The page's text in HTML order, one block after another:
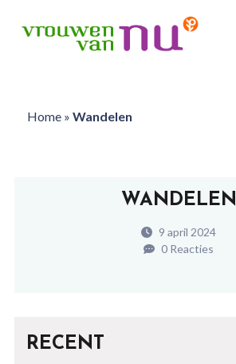
Home» Wandelen
WANDELEN
9 april 2024
0 Reacties
RECENT